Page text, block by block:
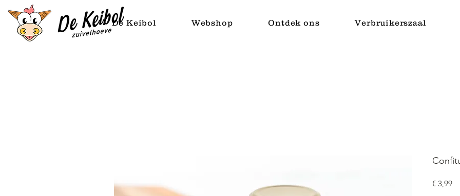
De Keibol Webshop Ontdek ons Verbruikerszaal
€ 3,99